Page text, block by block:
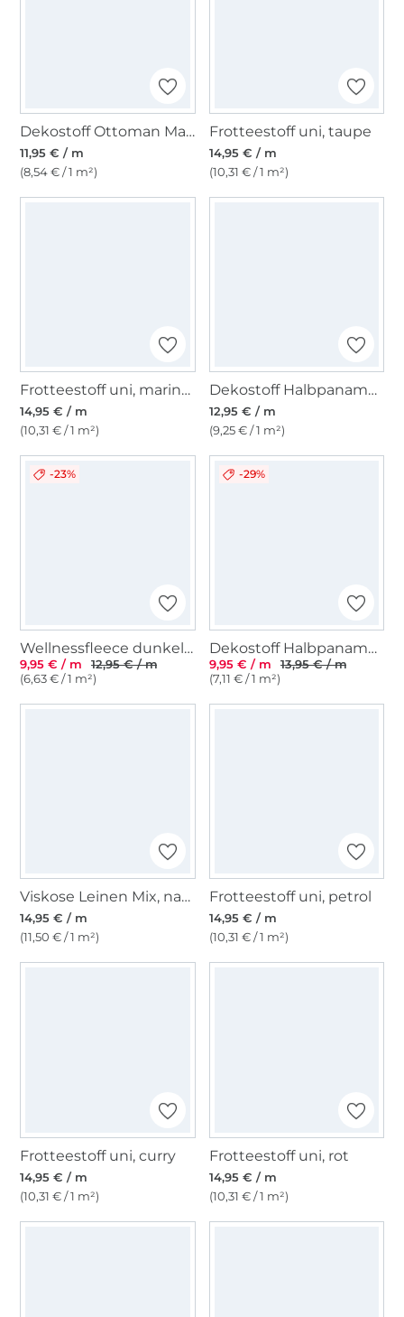
Dekostoff Ottoman Mandala, weiss, grau
11,95 € / m
(8,54 € / 1 m²)
Frotteestoff uni, taupe
14,95 € / m
(10,31 € / 1 m²)
Frotteestoff uni, marineblau
14,95 € / m
(10,31 € / 1 m²)
Dekostoff Halbpanama Bienen
12,95 € / m
(9,25 € / 1 m²)
-23%
Wellnessfleece dunkelbeige
9,95 € / m
12,95 € / m
(6,63 € / 1 m²)
-29%
Dekostoff Halbpanama uni, natur
9,95 € / m
13,95 € / m
(7,11 € / 1 m²)
Viskose Leinen Mix, natur
14,95 € / m
(11,50 € / 1 m²)
Frotteestoff uni, petrol
14,95 € / m
(10,31 € / 1 m²)
Frotteestoff uni, curry
14,95 € / m
(10,31 € / 1 m²)
Frotteestoff uni, rot
14,95 € / m
(10,31 € / 1 m²)